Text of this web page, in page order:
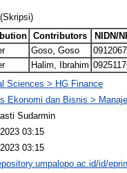
Contributors
NIDN/
Goso, Goso
Halim, Ibrahim
Sciences > HG Finance
Ekonomi dan Bisnis >
Sudarmin
03:15
03:15
id/